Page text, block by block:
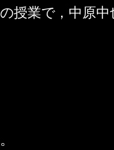
授業で，中原